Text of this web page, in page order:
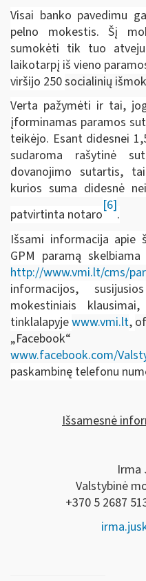
Visai banko pavedimu
pelno mokestis. Šį
sumokėti tik tuo
laikotarpį iš vieno
viršijo 250socialinių
Verta pažymėti ir tai,
įforminamas paramos
teikėjo. Esant didesnei
sudaroma rašytinė
dovanojimo sutartis,
kurios suma didesnė nei
patvirtinta notaro
[6]
.
Išsami informacija apie
GPM paramą
http://www.vmi.lt/cms/
informacijos,
mokestiniais
tinklalapyjewww.vmi.lt,
www.facebook.com/
paskambinę telefonu
Išsamesnė
Irma
Valstybinė
+370 5 2687